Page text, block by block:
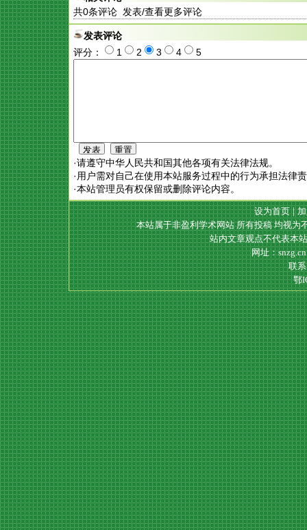
共0条评论 发表/查看更多评论
发表评论
评分：
1 2 3 4 5
·请遵守中华人民共和国其他各项有关法律法规。
·用户需对自己在使用本站服务过程中的行为承担法律
·本站管理员有权保留或删除评论内容。
设为首页|
本站属于非盈利学术网站 所有投稿 均视为
站内文章观点不代表本
网址：
联
鄂